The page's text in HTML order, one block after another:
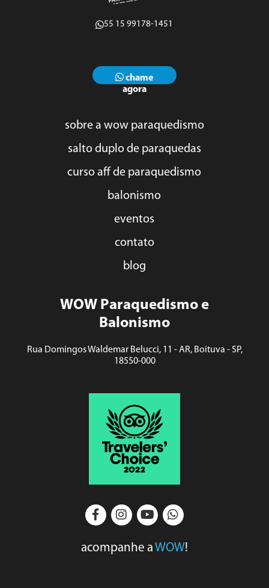
55 15 99178-1451
chame
agora
sobre a wow paraquedismo
salto duplo de paraquedas
curso aff de paraquedismo
balonismo
eventos
contato
blog
WOW Paraquedismo e
Balonismo
Rua Domingos Waldemar Belucci, 11 - AR, Boituva - SP,
18550-000
acompanhe a WOW!